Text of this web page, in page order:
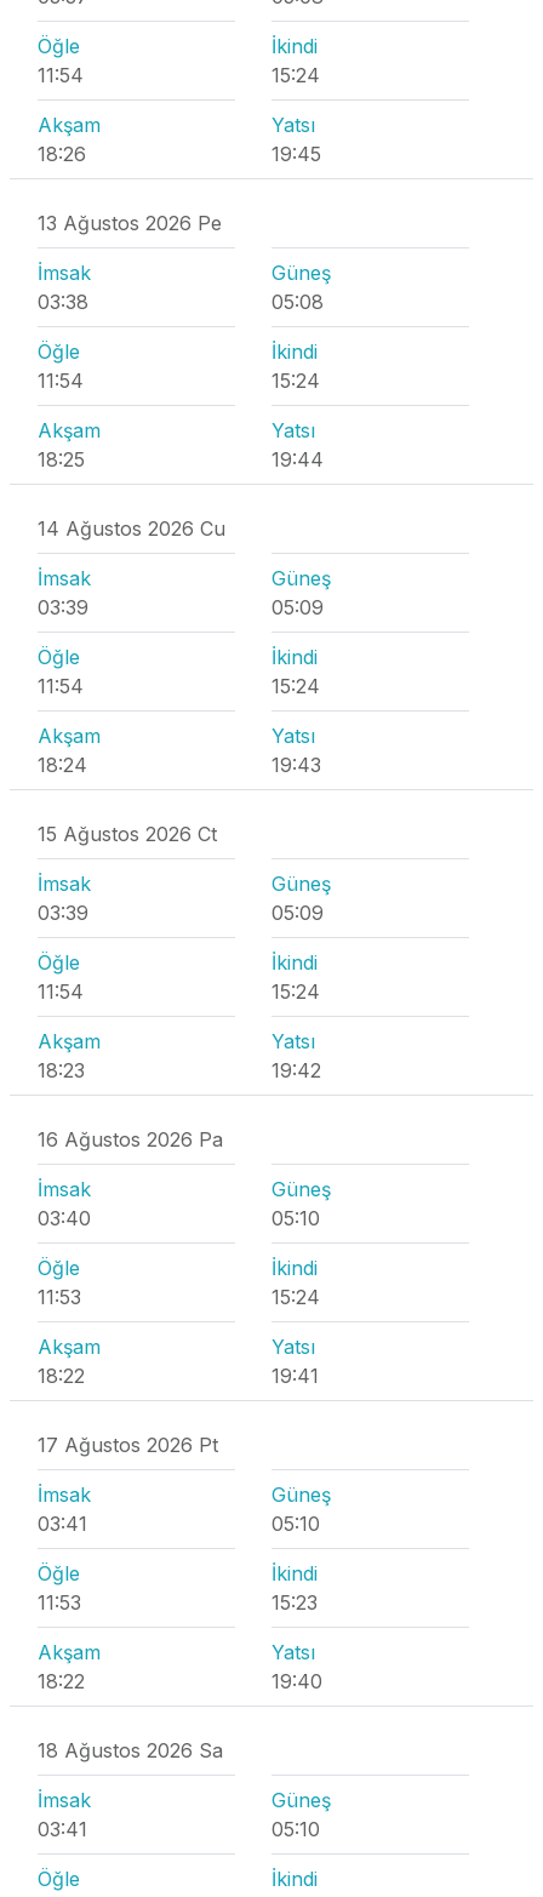
Öğle
11:54
İkindi
15:24
Akşam
18:26
Yatsı
19:45
13 Ağustos 2026 Pe
İmsak
03:38
Güneş
05:08
Öğle
11:54
İkindi
15:24
Akşam
18:25
Yatsı
19:44
14 Ağustos 2026 Cu
İmsak
03:39
Güneş
05:09
Öğle
11:54
İkindi
15:24
Akşam
18:24
Yatsı
19:43
15 Ağustos 2026 Ct
İmsak
03:39
Güneş
05:09
Öğle
11:54
İkindi
15:24
Akşam
18:23
Yatsı
19:42
16 Ağustos 2026 Pa
İmsak
03:40
Güneş
05:10
Öğle
11:53
İkindi
15:24
Akşam
18:22
Yatsı
19:41
17 Ağustos 2026 Pt
İmsak
03:41
Güneş
05:10
Öğle
11:53
İkindi
15:23
Akşam
18:22
Yatsı
19:40
18 Ağustos 2026 Sa
İmsak
03:41
Güneş
05:10
Öğle
İkindi